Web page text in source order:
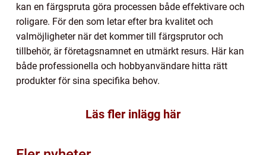
kan en färgspruta göra processen både effektivare och
roligare. För den som letar efter bra kvalitet och
valmöjligheter när det kommer till färgsprutor och
tillbehör, är företagsnamnet en utmärkt resurs. Här kan
både professionella och hobbyanvändare hitta rätt
produkter för sina specifika behov.
Läs fler inlägg här